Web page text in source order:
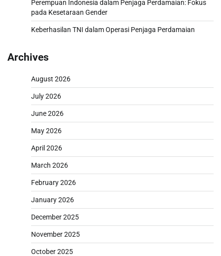
Perempuan Indonesia dalam Penjaga Perdamaian: Fokus
pada Kesetaraan Gender
Keberhasilan TNI dalam Operasi Penjaga Perdamaian
Archives
August 2026
July 2026
June 2026
May 2026
April 2026
March 2026
February 2026
January 2026
December 2025
November 2025
October 2025